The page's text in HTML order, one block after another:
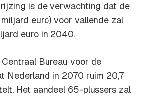
is de verwachting dat de
miljard euro) voor vallende zal
euro in 2040.
Bureau voor de
Nederland in 2070 ruim 20,7
Het aandeel 65-plussers zal